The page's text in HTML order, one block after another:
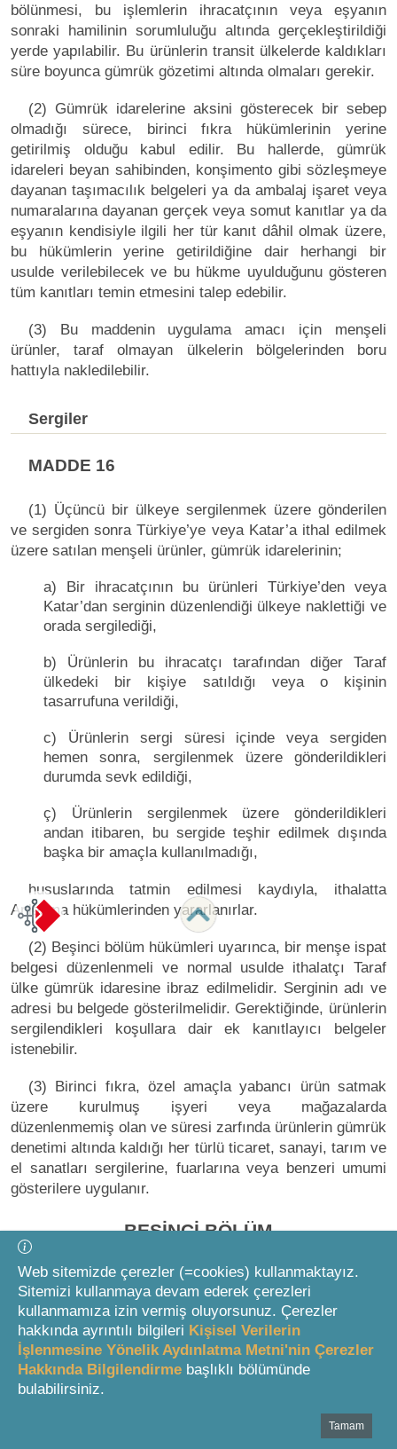
bölünmesi, bu işlemlerin ihracatçının veya eşyanın
sonraki hamilinin sorumluluğu altında gerçekleştirildiği
yerde yapılabilir. Bu ürünlerin transit ülkelerde kaldıkları
süre boyunca gümrük gözetimi altında olmaları gerekir.
(2) Gümrük idarelerine aksini gösterecek bir sebep
olmadığı sürece, birinci fıkra hükümlerinin yerine
getirilmiş olduğu kabul edilir. Bu hallerde, gümrük
idareleri beyan sahibinden, konşimento gibi sözleşmeye
dayanan taşımacılık belgeleri ya da ambalaj işaret veya
numaralarına dayanan gerçek veya somut kanıtlar ya da
eşyanın kendisiyle ilgili her tür kanıt dâhil olmak üzere,
bu hükümlerin yerine getirildiğine dair herhangi bir
usulde verilebilecek ve bu hükme uyulduğunu gösteren
tüm kanıtları temin etmesini talep edebilir.
(3) Bu maddenin uygulama amacı için menşeli
ürünler, taraf olmayan ülkelerin bölgelerinden boru
hattıyla nakledilebilir.
Sergiler
MADDE 16
(1) Üçüncü bir ülkeye sergilenmek üzere gönderilen
ve sergiden sonra Türkiye’ye veya Katar’a ithal edilmek
üzere satılan menşeli ürünler, gümrük idarelerinin;
a) Bir ihracatçının bu ürünleri Türkiye’den veya
Katar’dan serginin düzenlendiği ülkeye naklettiği ve
orada sergilediği,
b) Ürünlerin bu ihracatçı tarafından diğer Taraf
ülkedeki bir kişiye satıldığı veya o kişinin
tasarrufuna verildiği,
c) Ürünlerin sergi süresi içinde veya sergiden
hemen sonra, sergilenmek üzere gönderildikleri
durumda sevk edildiği,
ç) Ürünlerin sergilenmek üzere gönderildikleri
andan itibaren, bu sergide teşhir edilmek dışında
başka bir amaçla kullanılmadığı,
hususlarında tatmin edilmesi kaydıyla, ithalatta
Anlaşma hükümlerinden yararlanırlar.
(2) Beşinci bölüm hükümleri uyarınca, bir menşe ispat
belgesi düzenlenmeli ve normal usulde ithalatçı Taraf
ülke gümrük idaresine ibraz edilmelidir. Serginin adı ve
adresi bu belgede gösterilmelidir. Gerektiğinde, ürünlerin
sergilendikleri koşullara dair ek kanıtlayıcı belgeler
istenebilir.
(3) Birinci fıkra, özel amaçla yabancı ürün satmak
üzere kurulmuş işyeri veya mağazalarda
düzenlenmemiş olan ve süresi zarfında ürünlerin gümrük
denetimi altında kaldığı her türlü ticaret, sanayi, tarım ve
el sanatları sergilerine, fuarlarına veya benzeri umumi
gösterilere uygulanır.
BEŞİNCİ BÖLÜM
Eşyanın Menşeinin İspatı
Menşe ispat belgesi
MADDE 17
(1) Bir Taraf ülke menşeli ürünler, diğer Taraf ülkeye
ithal edilmeleri esnasında aşağıdaki belgelerden birinin
Web sitemizde çerezler (=cookies) kullanmaktayız.
Sitemizi kullanmaya devam ederek çerezleri
kullanmamıza izin vermiş oluyorsunuz. Çerezler
hakkında ayrıntılı bilgileri Kişisel Verilerin
İşlenmesine Yönelik Aydınlatma Metni'nin Çerezler
Hakkında Bilgilendirme başlıklı bölümünde
bulabilirsiniz.
Tamam